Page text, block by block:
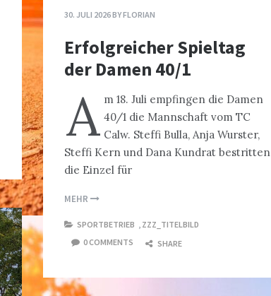
30. JULI 2026BYFLORIAN
Erfolgreicher Spieltag
der Damen 40/1
A m 18. Juli empfingen die Damen
40/1 die Mannschaft vom TC
Calw. Steffi Bulla, Anja Wurster,
Steffi Kern und Dana Kundrat bestritten
die Einzel für
MEHR
SPORTBETRIEB , ZZZ_TITELBILD
0 COMMENTS
SHARE